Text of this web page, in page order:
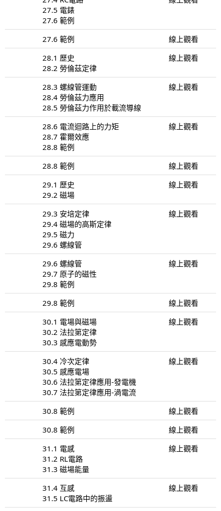
27.5 電錶
27.6 範例
27.6 範例
線上觀看
28.1 歷史
28.2 勞倫茲定律
線上觀看
28.3 螺線管運動
28.4 勞倫茲力應用
28.5 勞倫茲力作用於載流導線
線上觀看
28.6 電流迴路上的力矩
28.7 霍爾效應
28.8 範例
線上觀看
28.8 範例
線上觀看
29.1 歷史
29.2 磁場
線上觀看
29.3 安培定律
29.4 磁場的高斯定律
29.5 磁力
29.6 螺線管
線上觀看
29.6 螺線管
29.7 原子的磁性
29.8 範例
線上觀看
29.8 範例
線上觀看
30.1 電場與磁場
30.2 法拉第定律
30.3 感應電動勢
線上觀看
30.4 冷次定律
30.5 感應電場
30.6 法拉第定律應用-發電機
30.7 法拉第定律應用-渦電流
線上觀看
30.8 範例
線上觀看
30.8 範例
線上觀看
31.1 電感
31.2 RL電路
31.3 磁場能量
線上觀看
31.4 互感
31.5 LC電路中的振盪
線上觀看